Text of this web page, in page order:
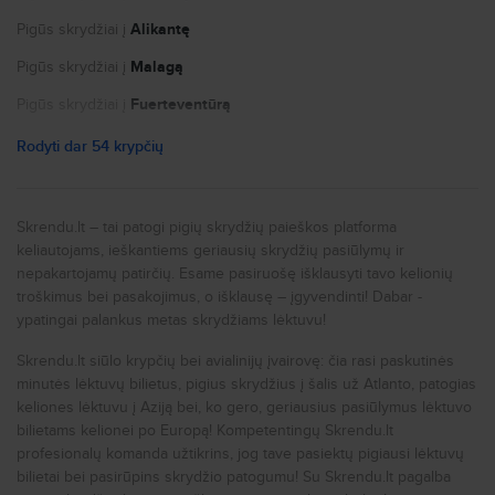
Burlington Intl (BTV)
Garrett County (ODM)
Air Terminal (YKM)
Chan Gurney Municipal (YKN)
South Big Horn (GEY)
Boire Field (ASH)
Togiak Fish (GFB)
Skypark (BTF)
Pope Field (GFD)
Taylor (TYZ)
Pitkin County (ASE)
West K Kellogg Regional (BTL)
Austin (ASQ)
Bert Mooney (BTM)
Grand Forks (GFK)
Marlboro Co. Jetport (BTN)
Ocean Reef Club (OCA)
Floyd Bennett Memorial (GFL)
Pigūs skrydžiai į Alikantę
Pigūs skrydžiai į Malagą
Fuerteventūrą
Pigūs skrydžiai į Paryžių
Pigūs skrydžiai į
Pigūs skrydžiai į Niujorką
Pigūs skrydžiai į Romą
Pigūs skrydžiai į
Milaną
Pigūs skrydžiai į Prahą
Pigūs skrydžiai į
Londoną
Liverpulį
Pigūs skrydžiai į Glazgą
Rodyti dar 54 krypčių
Skrendu.lt – tai patogi pigių skrydžių paieškos platforma
keliautojams, ieškantiems geriausių skrydžių pasiūlymų ir
nepakartojamų patirčių. Esame pasiruošę išklausyti tavo kelionių
troškimus bei pasakojimus, o išklausę – įgyvendinti! Dabar -
ypatingai palankus metas skrydžiams lėktuvu!
Skrendu.lt siūlo krypčių bei avialinijų įvairovę: čia rasi paskutinės
minutės lėktuvų bilietus, pigius skrydžius į šalis už Atlanto, patogias
keliones lėktuvu į Aziją bei, ko gero, geriausius pasiūlymus lėktuvo
bilietams kelionei po Europą! Kompetentingų Skrendu.lt
profesionalų komanda užtikrins, jog tave pasiektų pigiausi lėktuvų
bilietai bei pasirūpins skrydžio patogumu! Su Skrendu.lt pagalba